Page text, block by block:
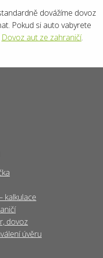
dovážíme dovoz
Pokud si auto vabyrete
Dovoz aut ze zahraničí.
kalkulace
dovoz
úvěru